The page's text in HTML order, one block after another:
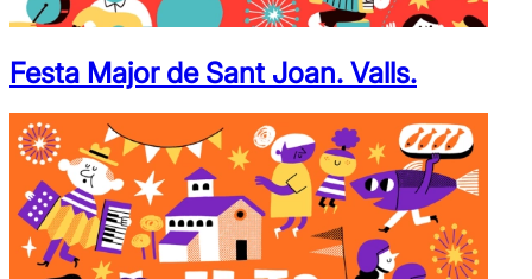
Festa Major de Sant Joan. Valls.